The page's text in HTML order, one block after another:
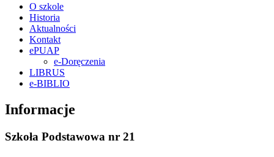
O szkole
Historia
Aktualności
Kontakt
ePUAP
e-Doręczenia
LIBRUS
e-BIBLIO
Informacje
Szkoła Podstawowa nr 21